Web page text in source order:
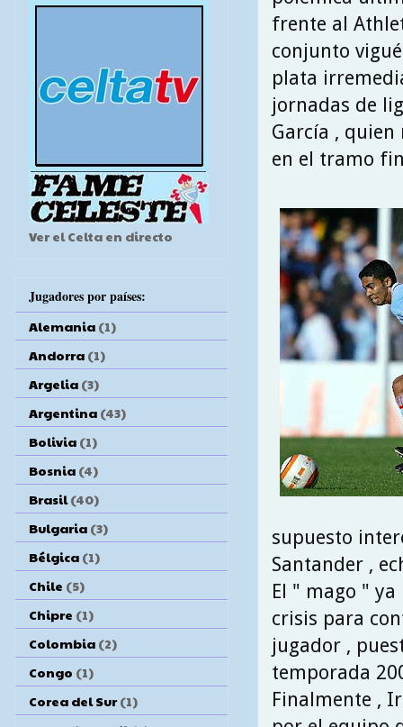
frente al
conjunto
plata
jornadas de
García ,
en el tramo
supuesto
Santander ,
El " mago "
crisis para
jugador ,
temporada
Finalmente ,
Ver el Celta en directo
Jugadores por países:
Alemania (1)
Andorra (1)
Argelia (3)
Argentina (43)
Bolivia (1)
Bosnia (4)
Brasil (40)
Bulgaria (3)
Bélgica (1)
Chile (5)
Chipre (1)
Colombia (2)
Congo (1)
Corea del Sur (1)